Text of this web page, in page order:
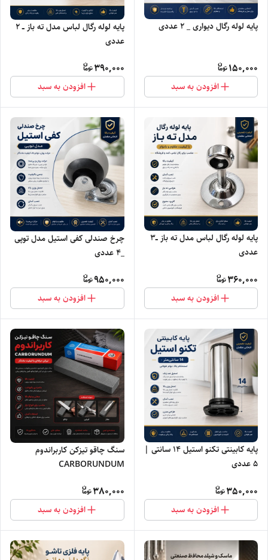
پایه لوله رگال دیواری _ ۲ عددی
150,000
افزودن به سبد
پایه لوله رگال لباس مدل ته باز ــ ۲
عددی
390,000
افزودن به سبد
پایه لوله رگال لباس مدل ته باز ــ۳
عددی
360,000
افزودن به سبد
چرخ صندلی کفی استیل مدل توپی
_۴ عددی
950,000
افزودن به سبد
پایه کابینتی تکنو استیل ۱۴ سانتی |
۵ عددی
350,000
افزودن به سبد
سنگ چاقو تیزکن کاربراندوم
CARBORUNDUM
380,000
افزودن به سبد